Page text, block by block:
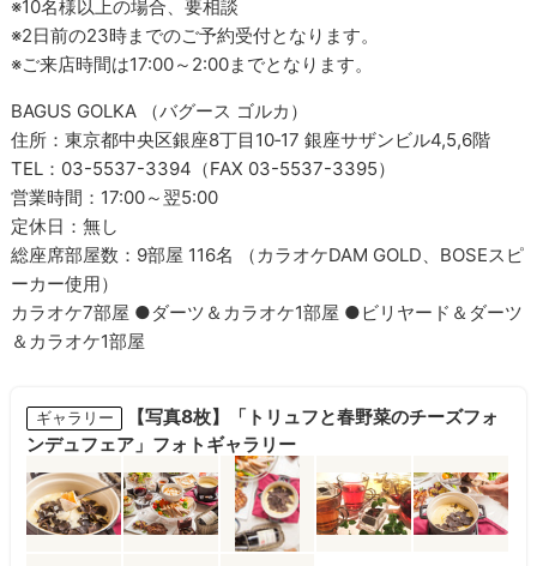
※10名様以上の場合、要相談
※2日前の23時までのご予約受付となります。
※ご来店時間は17:00～2:00までとなります。
BAGUS GOLKA （バグース ゴルカ）
住所：東京都中央区銀座8丁目10‐17 銀座サザンビル4,5,6階
TEL：03-5537-3394（FAX 03-5537-3395）
営業時間：17:00～翌5:00
定休日：無し
総座席部屋数：9部屋 116名 （カラオケDAM GOLD、BOSEスピ
ーカー使用）
カラオケ7部屋 ●ダーツ＆カラオケ1部屋 ●ビリヤード＆ダーツ
＆カラオケ1部屋
ギャラリー
【写真8枚】「トリュフと春野菜のチーズフォ
ンデュフェア」フォトギャラリー